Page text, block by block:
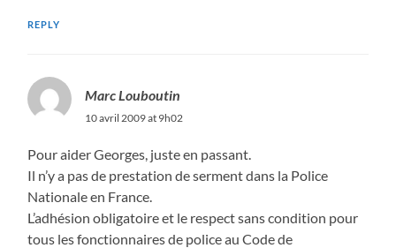
REPLY
Marc Louboutin
10 avril 2009 at 9h02
Pour aider Georges, juste en passant.
Il n’y a pas de prestation de serment dans la Police
Nationale en France.
L’adhésion obligatoire et le respect sans condition pour
tous les fonctionnaires de police au Code de